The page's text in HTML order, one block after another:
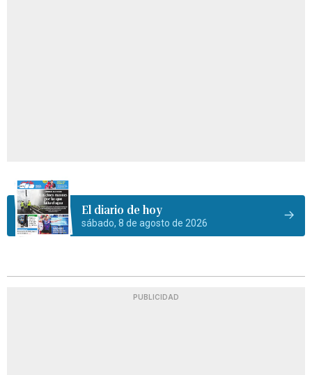
El diario de hoy
sábado, 8 de agosto de 2026
PUBLICIDAD